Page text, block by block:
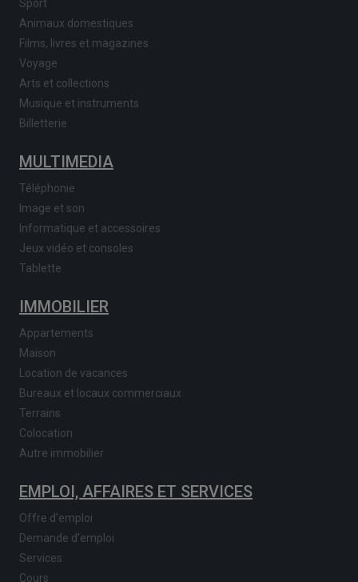
Sport
Animaux domestiques
Films, livres et magazines
Voyage
Arts et collections
Musique et instruments
Billetterie
MULTIMEDIA
Téléphonie
Image et son
Informatique et accessoires
Jeux vidéo et consoles
Tablette
IMMOBILIER
Appartements
Maison
Location de vacances
Bureaux et locaux commerciaux
Terrains
Colocation
Autre immobilier
EMPLOI, AFFAIRES ET SERVICES
Offre d'emploi
Demande d'emploi
Services
Cours